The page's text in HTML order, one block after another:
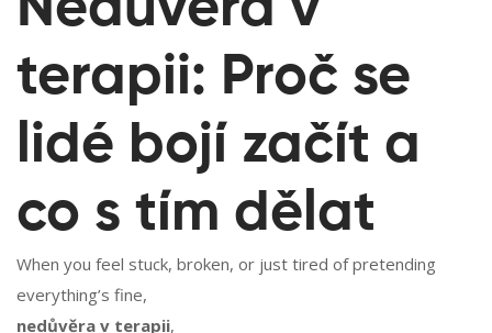
terapii: Proč se
lidé bojí začít a
co s tím dělat
When you feel stuck, broken, or just tired of pretending
everything’s fine,
nedůvěra v terapii,